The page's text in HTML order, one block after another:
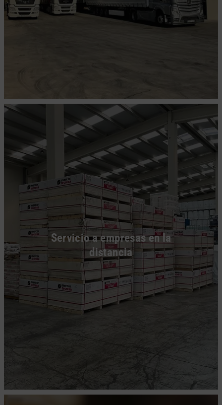
Servicio a empresas en la
distancia